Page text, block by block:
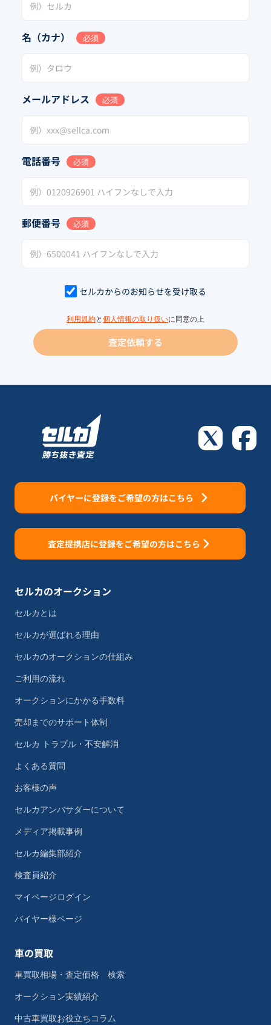
名（カナ） 必須
メールアドレス 必須
電話番号 必須
郵便番号 必須
セルカからのお知らせを受け取る
利用規約と 個人情報の取り扱いに同意の上
査定依頼する
バイヤーに登録をご希望の方はこちら
査定提携店に登録をご希望の方はこちら
セルカのオークション
セルカとは
セルカが選ばれる理由
セルカのオークションの仕組み
ご利用の流れ
オークションにかかる手数料
売却までのサポート体制
セルカ トラブル・不安解消
よくある質問
お客様の声
セルカアンバサダーについて
メディア掲載事例
セルカ編集部紹介
検査員紹介
マイページログイン
バイヤー様ページ
車の買取
車買取相場・査定価格 検索
オークション実績紹介
中古車買取お役立ちコラム